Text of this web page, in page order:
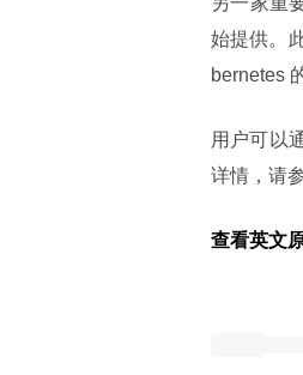
始提供。
bernetes
用户可以
详情，请
查看英文